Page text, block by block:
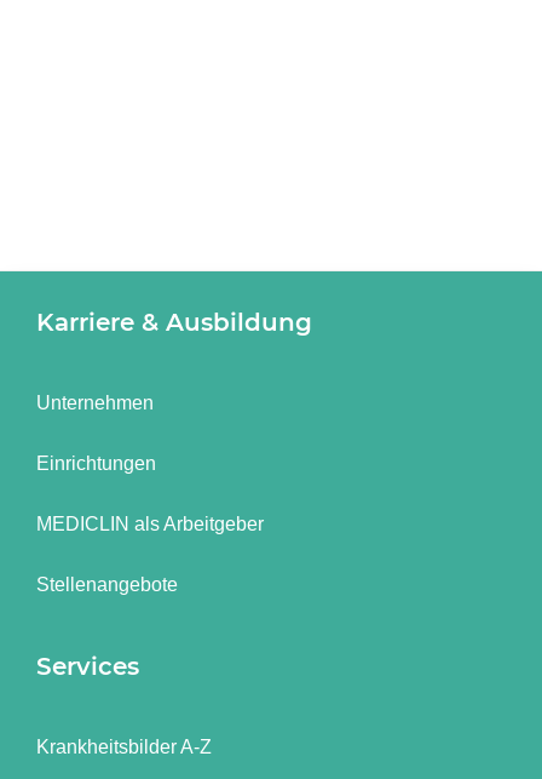
Karriere & Ausbildung
Unternehmen
Einrichtungen
MEDICLIN als Arbeitgeber
Stellenangebote
Services
Krankheitsbilder A-Z